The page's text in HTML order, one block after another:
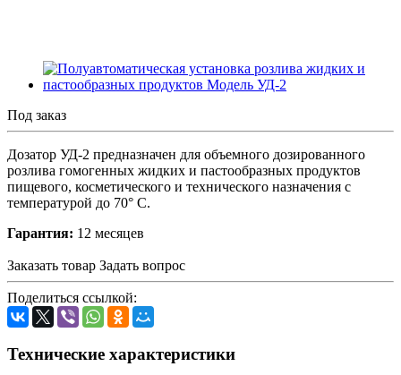
Под заказ
Дозатор УД-2 предназначен для объемного дозированного
розлива гомогенных жидких и пастообразных продуктов
пищевого, косметического и технического назначения с
температурой до 70° С.
Гарантия: 12 месяцев
Заказать товар Задать вопрос
Поделиться ссылкой:
Технические характеристики